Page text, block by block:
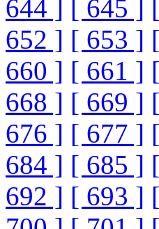
644 ] [ 645 ]
652 ] [ 653 ]
660 ] [ 661 ]
668 ] [ 669 ]
676 ] [ 677 ]
684 ] [ 685 ]
692 ] [ 693 ]